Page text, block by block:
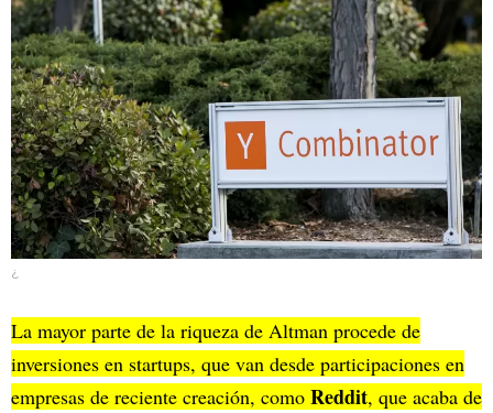
¿
La mayor parte de la riqueza de Altman procede de
inversiones en startups, que van desde participaciones en
empresas de reciente creación, como Reddit, que acaba de